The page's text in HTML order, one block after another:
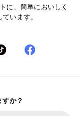
に、簡単においしく
います。
か？